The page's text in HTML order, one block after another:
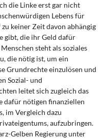
die Linke erst gar nicht
Lebens für
keiner Zeit davon abhängig
gibt, die ihr Geld dafür
steht als soziales
die nötig ist, um ein
Grundrechte einzulösen und
Sozial- und
leitet sich zugleich das
dafür nötigen finanziellen
im Vergleich dazu
aufzubringen.
Gelben Regierung unter